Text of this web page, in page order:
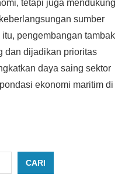
tetapi juga mendukung
sumber
pengembangan tambak
dan dijadikan prioritas
daya saing sektor
ekonomi maritim di
CARI